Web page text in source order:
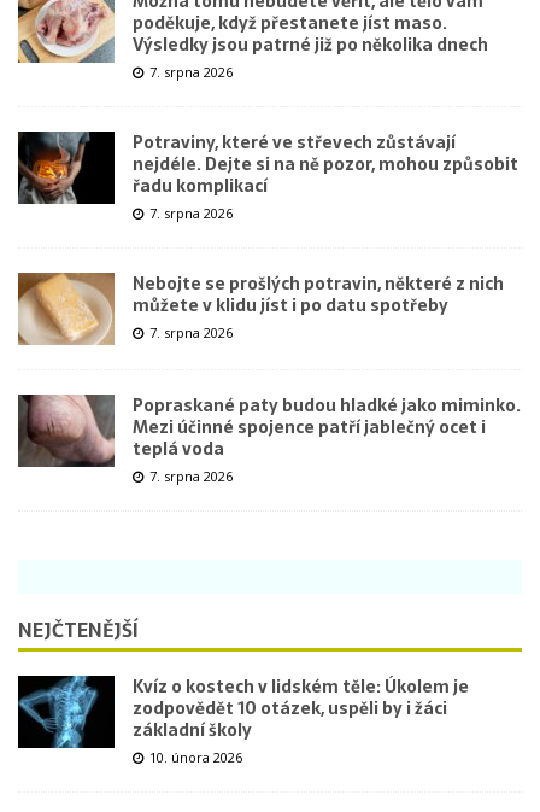
poděkuje, když přestanete jíst maso.
Výsledky jsou patrné již po několika dnech
7. srpna 2026
Potraviny, které ve střevech zůstávají
nejdéle. Dejte si na ně pozor, mohou způsobit
řadu komplikací
7. srpna 2026
Nebojte se prošlých potravin, některé z nich
můžete v klidu jíst i po datu spotřeby
7. srpna 2026
Popraskané paty budou hladké jako miminko.
Mezi účinné spojence patří jablečný ocet i
teplá voda
7. srpna 2026
NEJČTENĚJŠÍ
Kvíz o kostech v lidském těle: Úkolem je
zodpovědět 10 otázek, uspěli by i žáci
základní školy
10. února 2026